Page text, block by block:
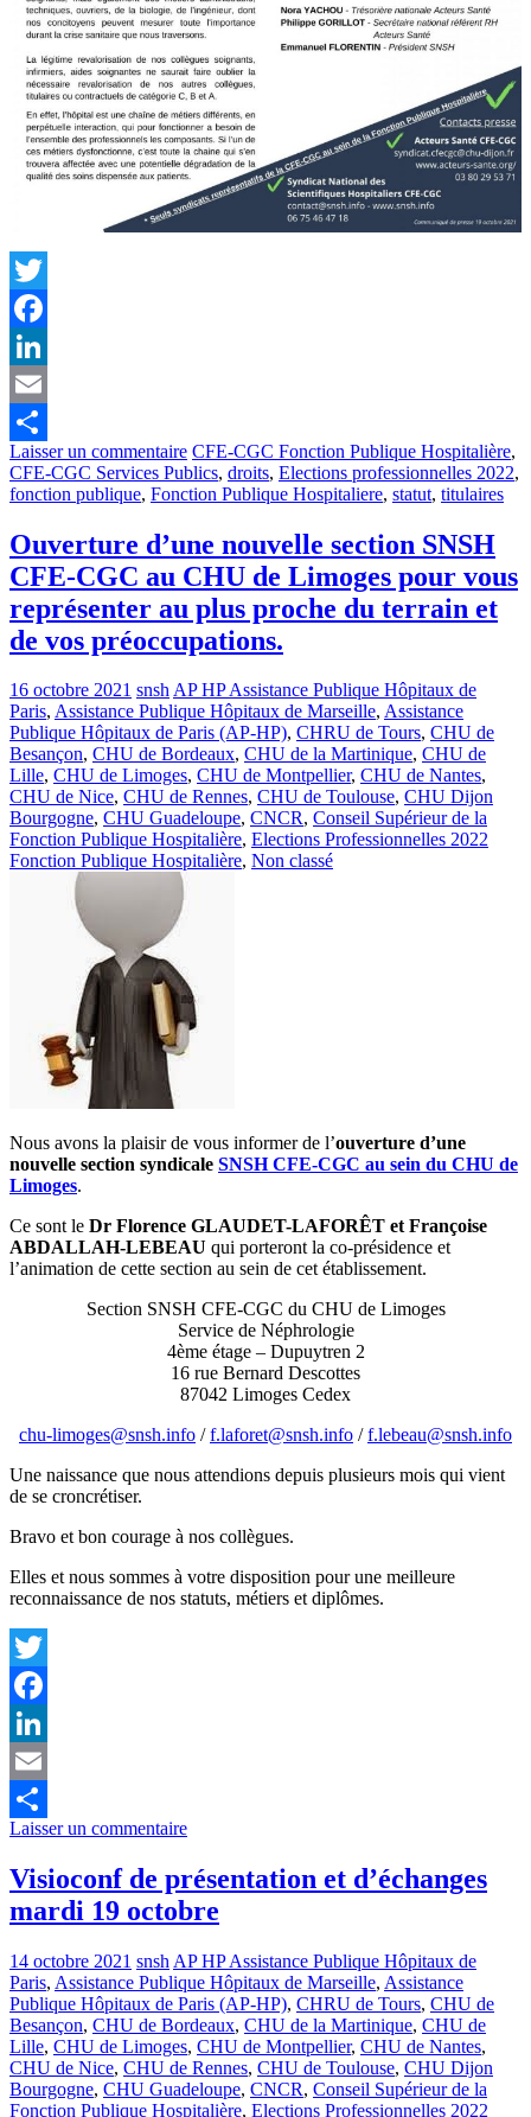
Twitter
Facebook
LinkedIn
Email
Partager
Laisser un commentaire CFE-CGC Fonction Publique Hospitalière,
CFE-CGC Services Publics, droits, Elections professionnelles 2022,
fonction publique, Fonction Publique Hospitaliere, statut, titulaires
Ouverture d’une nouvelle section SNSH
CFE-CGC au CHU de Limoges pour vous
représenter au plus proche du terrain et
de vos préoccupations.
16 octobre 2021 snshAP HP Assistance Publique Hôpitaux de
Paris, Assistance Publique Hôpitaux de Marseille, Assistance
Publique Hôpitaux de Paris (AP-HP), CHRU de Tours, CHU de
Besançon, CHU de Bordeaux, CHU de la Martinique, CHU de
Lille, CHU de Limoges, CHU de Montpellier, CHU de Nantes,
CHU de Nice, CHU de Rennes, CHU de Toulouse, CHU Dijon
Bourgogne, CHU Guadeloupe, CNCR, Conseil Supérieur de la
Fonction Publique Hospitalière, Elections Professionnelles 2022
Fonction Publique Hospitalière, Non classé
Nous avons la plaisir de vous informer de l’ouverture d’une
nouvelle section syndicale SNSH CFE-CGC au sein du CHU de
Limoges.
Ce sont le Dr Florence GLAUDET-LAFORÊT et Françoise
ABDALLAH-LEBEAU qui porteront la co-présidence et
l’animation de cette section au sein de cet établissement.
Section SNSH CFE-CGC du CHU de Limoges
Service de Néphrologie
4ème étage – Dupuytren 2
16 rue Bernard Descottes
87042 Limoges Cedex
chu-limoges@snsh.info /f.laforet@snsh.info /f.lebeau@snsh.info
Une naissance que nous attendions depuis plusieurs mois qui vient
de se croncrétiser.
Bravo et bon courage à nos collègues.
Elles et nous sommes à votre disposition pour une meilleure
reconnaissance de nos statuts, métiers et diplômes.
Twitter
Facebook
LinkedIn
Email
Partager
Laisser un commentaire
Visioconf de présentation et d’échanges
mardi 19 octobre
14 octobre 2021 snsh AP HP Assistance Publique Hôpitaux de
Paris, Assistance Publique Hôpitaux de Marseille, Assistance
Publique Hôpitaux de Paris (AP-HP), CHRU de Tours, CHU de
Besançon, CHU de Bordeaux, CHU de la Martinique, CHU de
Lille, CHU de Limoges, CHU de Montpellier, CHU de Nantes,
CHU de Nice, CHU de Rennes, CHU de Toulouse, CHU Dijon
Bourgogne, CHU Guadeloupe, CNCR, Conseil Supérieur de la
Fonction Publique Hospitalière, Elections Professionnelles 2022